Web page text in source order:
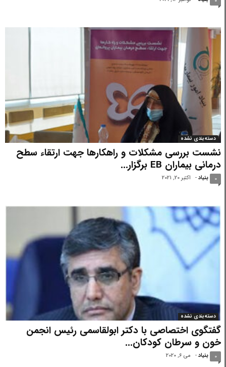
دسته‌بندی نشده
نشست بررسی مشکلات و راهکارها جهت ارتقاء سطح
درمانی بیماران EB برگزار...
بنیاد - اکتبر 20, 2021 0
دسته‌بندی نشده
گفتگوی اختصاصی با دکتر ابولقاسمی رئیس انجمن
خون و سرطان کودکان...
بنیاد - می 6, 2020 0